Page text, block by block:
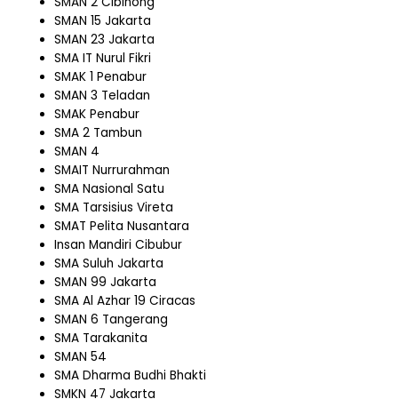
SMAN 15 Jakarta
SMAN 23 Jakarta
SMA IT Nurul Fikri
SMAK 1 Penabur
SMAN 3 Teladan
SMAK Penabur
SMA 2 Tambun
SMAN 4
SMAIT Nurrurahman
SMA Nasional Satu
SMA Tarsisius Vireta
SMAT Pelita Nusantara
Insan Mandiri Cibubur
SMA Suluh Jakarta
SMAN 99 Jakarta
SMA Al Azhar 19 Ciracas
SMAN 6 Tangerang
SMA Tarakanita
SMAN 54
SMA Dharma Budhi Bhakti
SMKN 47 Jakarta